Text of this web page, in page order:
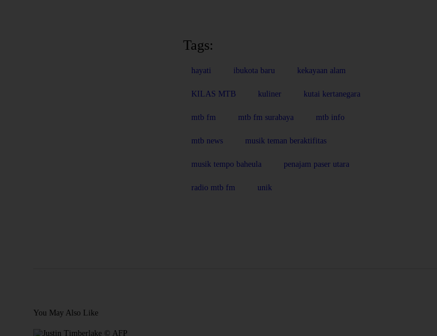
Tags:
hayati ibukota baru kekayaan alam
KILAS MTB kuliner kutai kertanegara
mtb fm mtb fm surabaya mtb info
mtb news musik teman beraktifitas
musik tempo baheula penajam paser utara
radio mtb fm unik
You May Also Like